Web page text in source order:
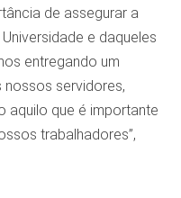
de assegurar a
e daqueles
entregando um
servidores,
aquilo que é importante
trabalhadores”,